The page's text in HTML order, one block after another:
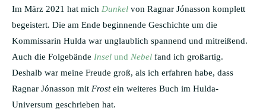
Im März 2021 hat mich Dunkel von Ragnar Jónasson komplett
begeistert. Die am Ende beginnende Geschichte um die
Kommissarin Hulda war unglaublich spannend und mitreißend.
Auch die Folgebände Insel und Nebel fand ich großartig.
Deshalb war meine Freude groß, als ich erfahren habe, dass
Ragnar Jónasson mit Frostein weiteres Buch im Hulda-
Universum geschrieben hat.